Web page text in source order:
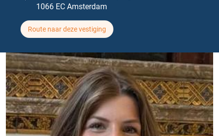
1066 EC Amsterdam
Route naar deze vestiging